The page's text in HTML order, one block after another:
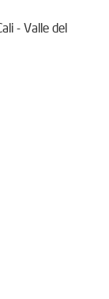
- Valle del